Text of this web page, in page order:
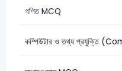
গণিত MCQ
কম্পিউটার ও তথ্য প্রযুক্তি